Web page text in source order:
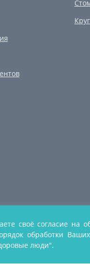
своё согласие на
обработки
люди".